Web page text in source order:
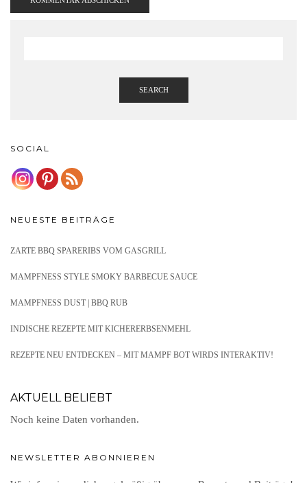
SEARCH
SOCIAL
NEUESTE BEITRÄGE
ZARTE BBQ SPARERIBS VOM GASGRILL
MAMPFNESS STYLE SMOKY BARBECUE SAUCE
MAMPFNESS DUST | BBQ RUB
INDISCHE REZEPTE MIT KICHERERBSENMEHL
REZEPTE NEU ENTDECKEN – MIT MAMPF BOT WIRDS INTERAKTIV!
AKTUELL BELIEBT
Noch keine Daten vorhanden.
NEWSLETTER ABONNIEREN